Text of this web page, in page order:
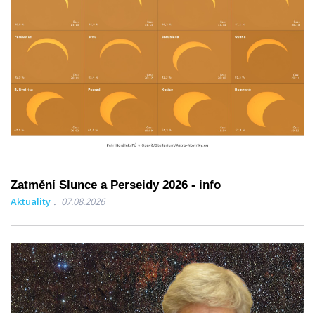
Zatmění Slunce a Perseidy 2026 - info
Aktuality 07.08.2026